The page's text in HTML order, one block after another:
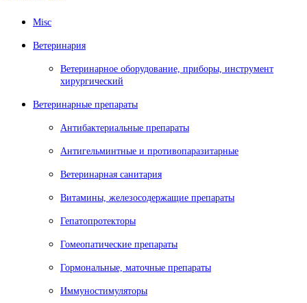
Misc
Ветеринария
Ветеринарное оборудование, приборы, инструмент
хирургический
Ветеринарные препараты
Антибактериальные препараты
Антигельминтные и противопаразитарные
Ветеринарная санитария
Витамины, железосодержащие препараты
Гепатопротекторы
Гомеопатические препараты
Гормональные, маточные препараты
Иммуностимуляторы